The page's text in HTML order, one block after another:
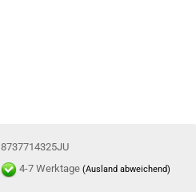
8737714325JU
4-7 Werktage(Ausland abweichend)